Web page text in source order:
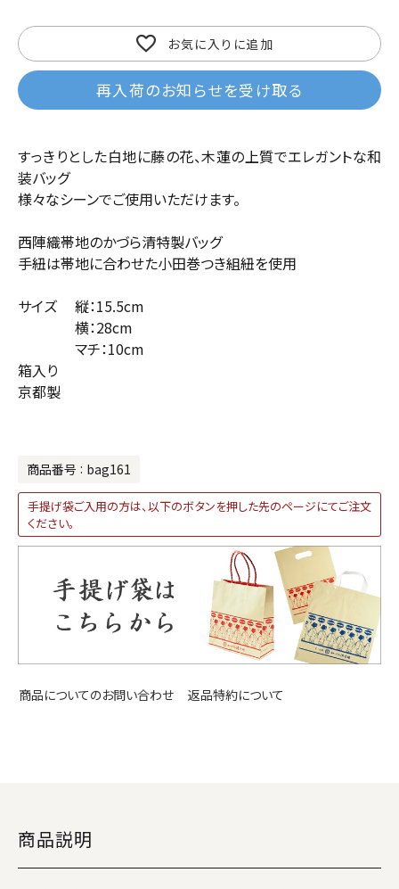
お気に入りに追加
再入荷のお知らせを受け取る
すっきりとした白地に藤の花、木蓮の上質でエレガントな和
装バッグ
様々なシーンでご使用いただけます。
西陣織帯地のかづら清特製バッグ
手紐は帯地に合わせた小田巻つき組紐を使用
サイズ 縦：15.5cm
横：28cm
マチ：10cm
箱入り
京都製
商品番号 bag161
手提げ袋ご入用の方は、以下のボタンを押した先のページにてご注文
ください。
商品についてのお問い合わせ 返品特約について
商品説明